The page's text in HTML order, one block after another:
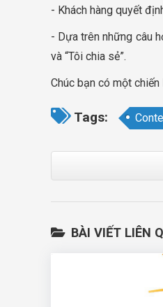
- Khách hàng quyết
- Dựa trên những câu
và “Tôi chia sẻ”.
Chúc bạn có một
Tags:
BÀI VIẾT LIÊN